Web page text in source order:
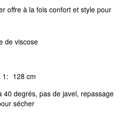
offre à la fois confort et style pour
de viscose
1: 128 cm
40 degrés, pas de javel, repassage
sécher